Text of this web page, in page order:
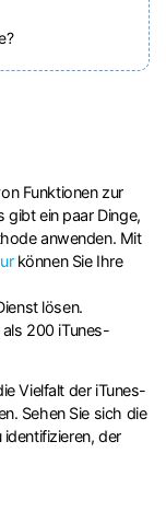
Funktionen zur
gibt ein paar Dinge,
anwenden. Mit
können Sie Ihre
lösen.
200 iTunes-
Vielfalt der iTunes-
Sehen Sie sich die
identifizieren, der